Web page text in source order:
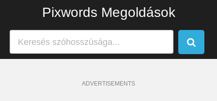
Pixwords Megoldások
ADVERTISEMENTS